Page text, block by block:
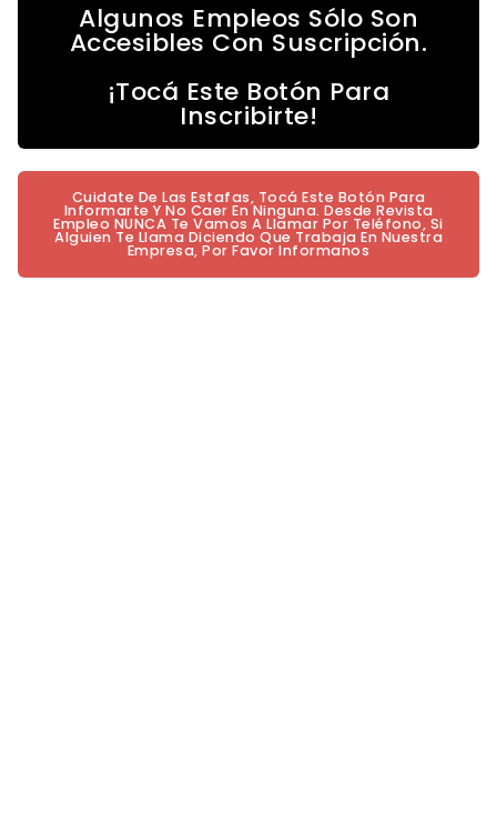
Algunos Empleos Sólo Son
Accesibles Con Suscripción.
¡Tocá Este Botón Para
Inscribirte!
Cuidate De Las Estafas, Tocá Este Botón Para
Informarte Y No Caer En Ninguna. Desde Revista
Empleo NUNCA Te Vamos A Llamar Por Teléfono, Si
Alguien Te Llama Diciendo Que Trabaja En Nuestra
Empresa, Por Favor Informanos